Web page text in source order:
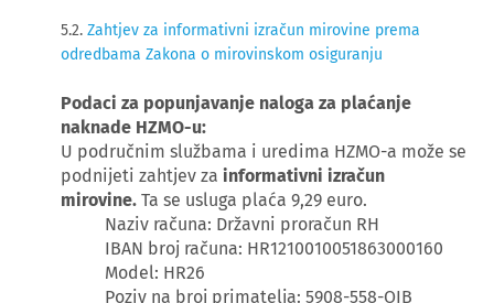
5.2. Zahtjev za informativni izračun mirovine prema
odredbama Zakona o mirovinskom osiguranju
Podaci za popunjavanje naloga za plaćanje
naknade HZMO-u:
U područnim službama i uredima HZMO-a može se
podnijeti zahtjev za informativni izračun
mirovine. Ta se usluga plaća 9,29 euro.
Naziv računa: Državni proračun RH
IBAN broj računa: HR1210010051863000160
Model: HR26
Poziv na broj primatelja: 5908-558-OIB